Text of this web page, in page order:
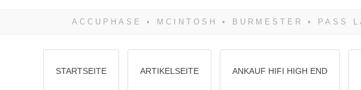
STARTSEITE ARTIKELSEITE ANKAUF HIFI HIGH END